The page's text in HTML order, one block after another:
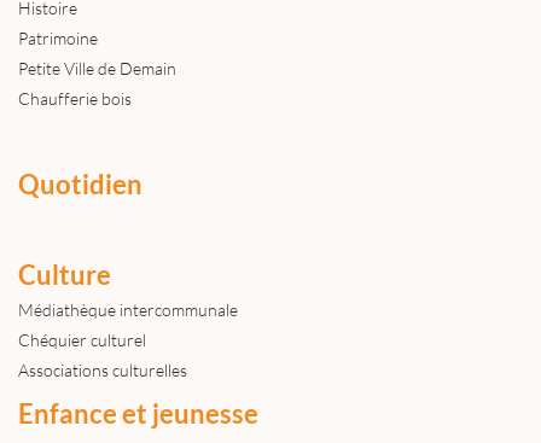
Histoire
Patrimoine
Petite Ville de Demain
Chaufferie bois
Quotidien
Culture
Médiathèque intercommunale
Chéquier culturel
Associations culturelles
Enfance et jeunesse